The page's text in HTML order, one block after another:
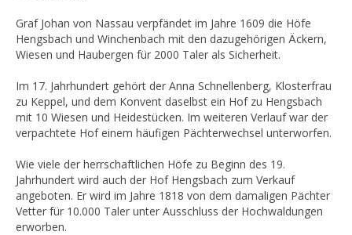
Graf Johan von Nassau verpfändet im Jahre 1609 die Höfe
Hengsbach und Winchenbach mit den dazugehörigen Äckern,
Wiesen und Haubergen für 2000 Taler als Sicherheit.
Im 17. Jahrhundert gehört der Anna Schnellenberg, Klosterfrau
zu Keppel, und dem Konvent daselbst ein Hof zu Hengsbach
mit 10 Wiesen und Heidestücken. Im weiteren Verlauf war der
verpachtete Hof einem häufigen Pächterwechsel unterworfen.
Wie viele der herrschaftlichen Höfe zu Beginn des 19.
Jahrhundert wird auch der Hof Hengsbach zum Verkauf
angeboten. Er wird im Jahre 1818 von dem damaligen Pächter
Vetter für 10.000 Taler unter Ausschluss der Hochwaldungen
erworben.